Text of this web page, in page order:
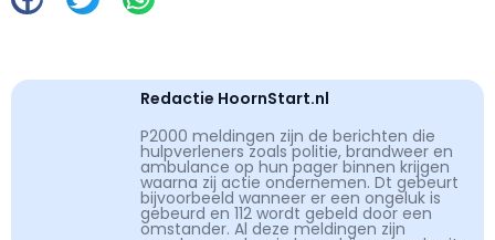
Redactie HoornStart.nl
P2000 meldingen zijn de berichten die
hulpverleners zoals politie, brandweer en
ambulance op hun pager binnen krijgen
waarna zij actie ondernemen. Dt gebeurt
bijvoorbeeld wanneer er een ongeluk is
gebeurd en 112 wordt gebeld door een
omstander. Al deze meldingen zijn